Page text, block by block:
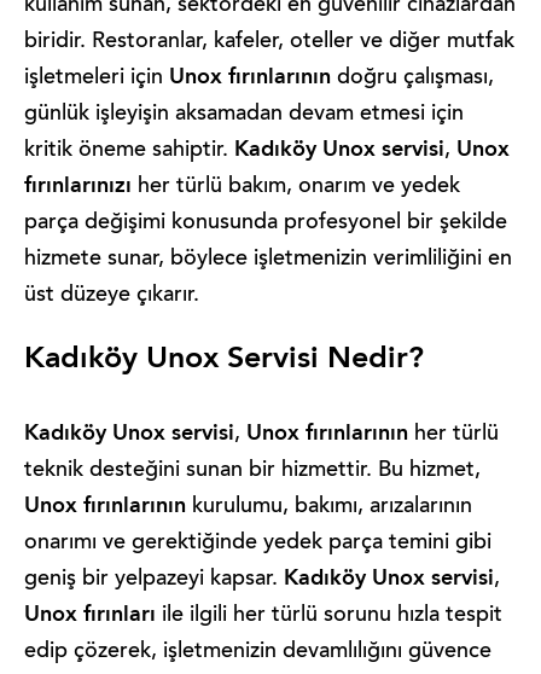
kullanım sunan, sektördeki en güvenilir cihazlardan
biridir. Restoranlar, kafeler, oteller ve diğer mutfak
işletmeleri için Unox fırınlarının doğru çalışması,
günlük işleyişin aksamadan devam etmesi için
kritik öneme sahiptir. Kadıköy Unox servisi, Unox
fırınlarınızı her türlü bakım, onarım ve yedek
parça değişimi konusunda profesyonel bir şekilde
hizmete sunar, böylece işletmenizin verimliliğini en
üst düzeye çıkarır.
Kadıköy Unox Servisi Nedir?
Kadıköy Unox servisi, Unox fırınlarının her türlü
teknik desteğini sunan bir hizmettir. Bu hizmet,
Unox fırınlarının kurulumu, bakımı, arızalarının
onarımı ve gerektiğinde yedek parça temini gibi
geniş bir yelpazeyi kapsar. Kadıköy Unox servisi,
Unox fırınları ile ilgili her türlü sorunu hızla tespit
edip çözerek, işletmenizin devamlılığını güvence